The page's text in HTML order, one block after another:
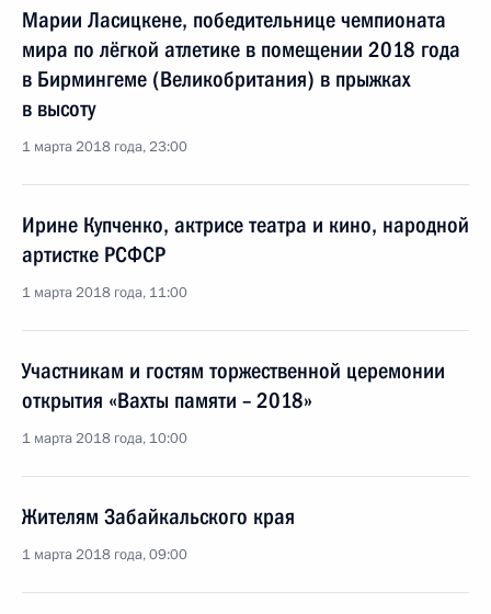
Марии Ласицкене, победительнице чемпионата
мира по лёгкой атлетике в помещении 2018 года
в Бирмингеме (Великобритания) в прыжках
в высоту
1 марта 2018 года, 23:00
Ирине Купченко, актрисе театра и кино, народной
артистке РСФСР
1 марта 2018 года, 11:00
Участникам и гостям торжественной церемонии
открытия «Вахты памяти – 2018»
1 марта 2018 года, 10:00
Жителям Забайкальского края
1 марта 2018 года, 09:00